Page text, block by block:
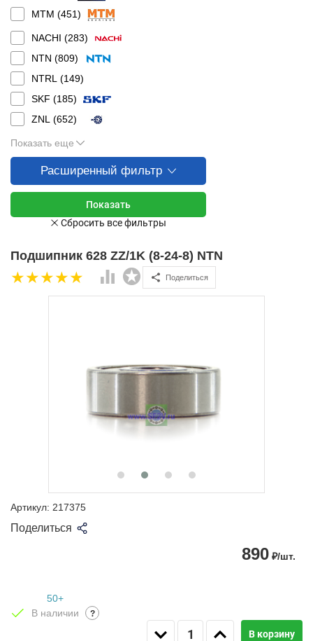
MTM (451)
NACHI (283)
NTN (809)
NTRL (149)
SKF (185)
ZNL (652)
Показать еще
Расширенный фильтр
Подшипник 628 ZZ/1K (8-24-8) NTN
Поделиться
Артикул: 217375
Поделиться
890 ₽/шт.
50+
В наличии
?
В корзину